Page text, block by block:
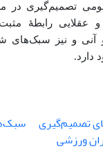
تصمیم‌گیری در
رابطۀ مثبت
آنی و نیز سبک‌های
دارد.
تصمیم‌گیری
ورزشی